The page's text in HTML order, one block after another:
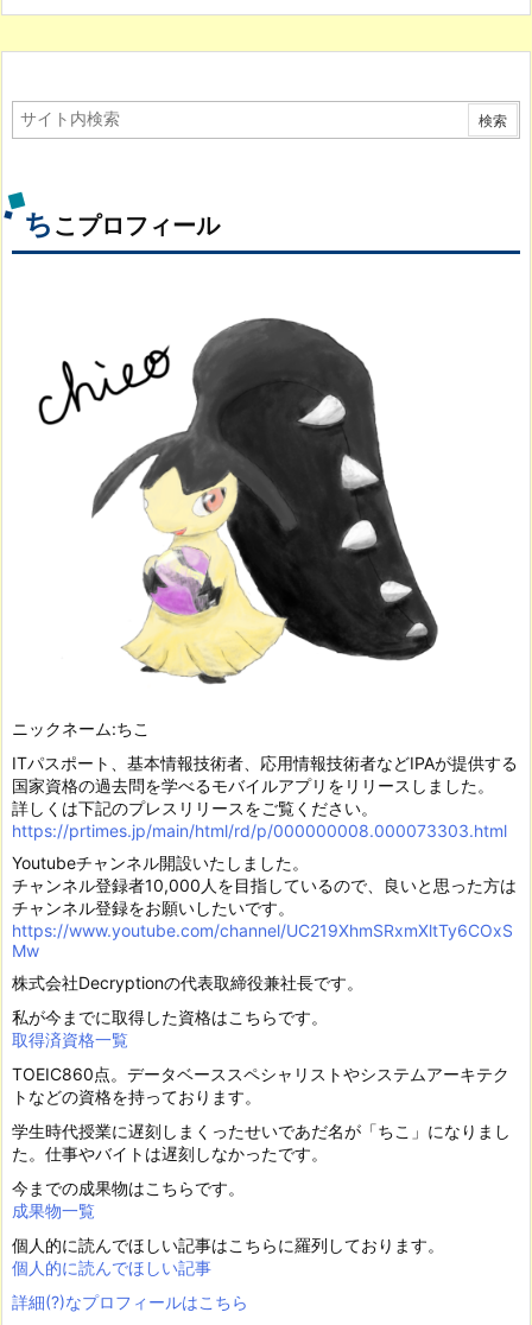
ち こプロフィール
ニックネーム:ちこ
ITパスポート、基本情報技術者、応用情報技術者などIPAが提供する
国家資格の過去問を学べるモバイルアプリをリリースしました。
詳しくは下記のプレスリリースをご覧ください。
https://prtimes.jp/main/html/rd/p/000000008.000073303.html
Youtubeチャンネル開設いたしました。
チャンネル登録者10,000人を目指しているので、良いと思った方は
チャンネル登録をお願いしたいです。
https://www.youtube.com/channel/UC219XhmSRxmXltTy6COxS
Mw
株式会社Decryptionの代表取締役兼社長です。
私が今までに取得した資格はこちらです。
取得済資格一覧
TOEIC860点。データベーススペシャリストやシステムアーキテク
トなどの資格を持っております。
学生時代授業に遅刻しまくったせいであだ名が「ちこ」になりまし
た。仕事やバイトは遅刻しなかったです。
今までの成果物はこちらです。
成果物一覧
個人的に読んでほしい記事はこちらに羅列しております。
個人的に読んでほしい記事
詳細(?)なプロフィールはこちら